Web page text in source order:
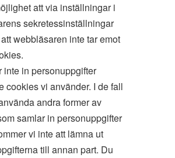
att via inställningar i
sekretessinställningar
webbläsaren inte tar emot
inte in personuppgifter
cookies vi använder. I de fall
andra former av
samlar in personuppgifter
vi inte att lämna ut
till annan part. Du